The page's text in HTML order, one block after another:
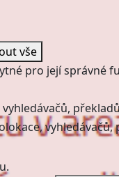
vše
pro její správné
vyhledávačů,